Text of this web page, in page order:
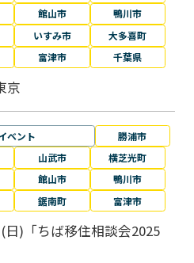
館山市
鴨川市
いすみ市
大多喜町
富津市 千葉県
京
ベント
勝浦市
山武市
横芝光町
館山市
鴨川市
鋸南町 富津市
日)「ちば移住相談会2025